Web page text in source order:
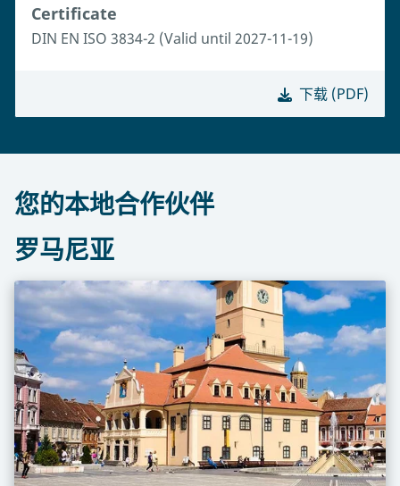
Certificate
DIN EN ISO 3834-2 (Valid until 2027-11-19)
下载 (PDF)
您的本地合作伙伴
罗马尼亚